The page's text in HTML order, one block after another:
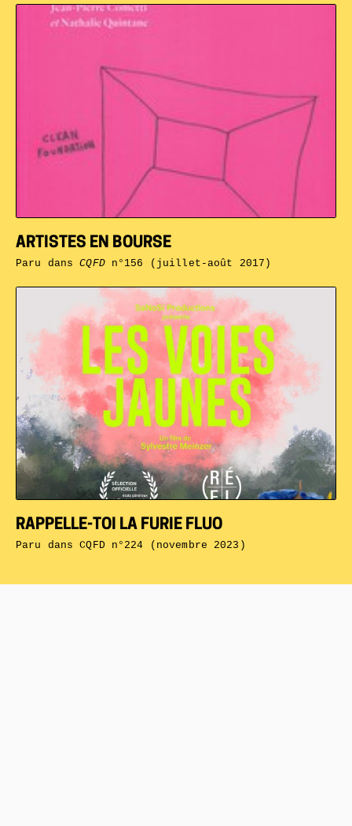
RAPPELLE-TOI LA FURIE FLUO
Paru dansCQFD n°224 (novembre 2023)
ARTISTES EN BOURSE
Paru dansCQFDn°156 (juillet-août 2017)